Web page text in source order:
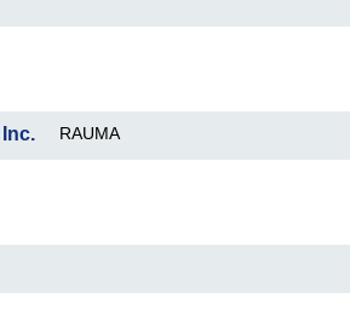
RAUMA